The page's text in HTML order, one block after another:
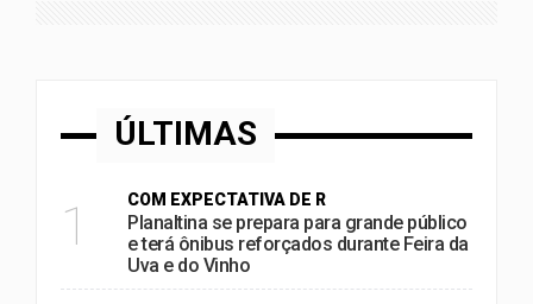
ÚLTIMAS
1 COM EXPECTATIVA DE R
Planaltina se prepara para grande público
e terá ônibus reforçados durante Feira da
Uva e do Vinho